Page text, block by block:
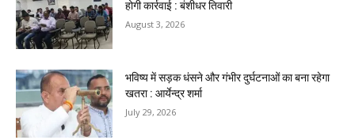
होगी कार्रवाई : बंशीधर तिवारी
August 3, 2026
भविष्य में सड़क धंसने और गंभीर दुर्घटनाओं का बना रहेगा
खतरा : आर्येन्द्र शर्मा
July 29, 2026